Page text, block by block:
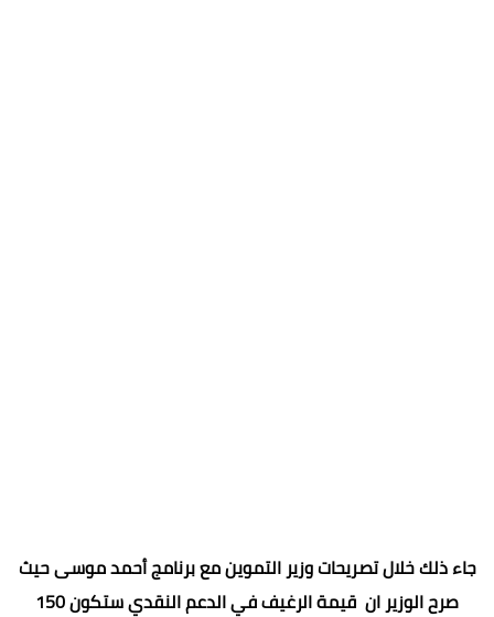
جاء ذلك خلال تصريحات وزير التموين مع برنامج أحمد موسى حيث
صرح الوزير ان قيمة الرغيف في الدعم النقدي ستكون 150